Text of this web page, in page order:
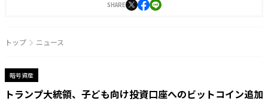
SHARE
トップ ニュース
暗号資産
トランプ大統領、子ども向け投資口座へのビットコイン追加